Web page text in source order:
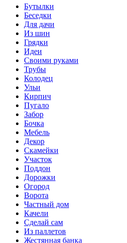
Бутылки
Беседки
Для дачи
Из шин
Грядки
Идеи
Своими руками
Трубы
Колодец
Ульи
Кирпич
Пугало
Забор
Бочка
Мебель
Декор
Скамейки
Участок
Поддон
Дорожки
Огород
Ворота
Частный дом
Качели
Сделай сам
Из паллетов
Жестянная банка